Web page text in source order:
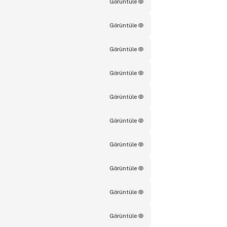
Görüntüle
Görüntüle
Görüntüle
Görüntüle
Görüntüle
Görüntüle
Görüntüle
Görüntüle
Görüntüle